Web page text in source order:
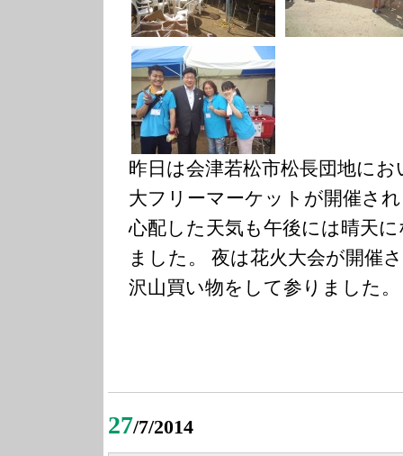
昨日は会津若松市松長団地に
大フリーマーケットが開催さ
心配した天気も午後には晴天
ました。 夜は花火大会が開催
沢山買い物をして参りました。
27/7/2014